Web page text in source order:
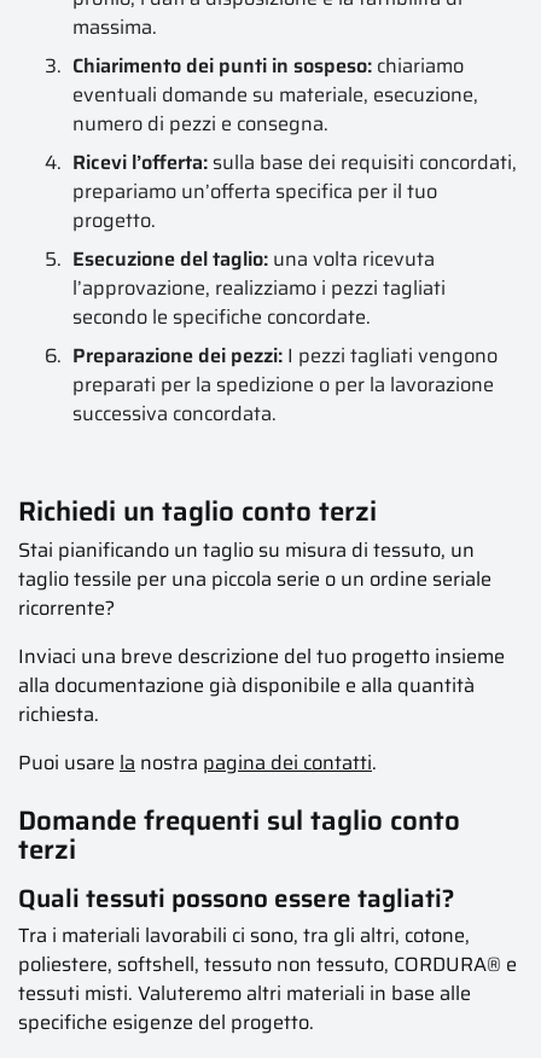
massima.
Chiarimento dei punti in sospeso:chiariamo
eventuali domande su materiale, esecuzione,
numero di pezzi e consegna.
Ricevi l’offerta:sulla base dei requisiti concordati,
prepariamo un’offerta specifica per il tuo
progetto.
Esecuzione del taglio:una volta ricevuta
l’approvazione, realizziamo i pezzi tagliati
secondo le specifiche concordate.
Preparazione dei pezzi:I pezzi tagliati vengono
preparati per la spedizione o per la lavorazione
successiva concordata.
Richiedi un taglio conto terzi
Stai pianificando un taglio su misura di tessuto, un
taglio tessile per una piccola serie o un ordine seriale
ricorrente?
Inviaci una breve descrizione del tuo progetto insieme
alla documentazione già disponibile e alla quantità
richiesta.
Puoi usare la nostra pagina dei contatti.
Domande frequenti sul taglio conto
terzi
Quali tessuti possono essere tagliati?
Tra i materiali lavorabili ci sono, tra gli altri, cotone,
poliestere, softshell, tessuto non tessuto, CORDURA® e
tessuti misti. Valuteremo altri materiali in base alle
specifiche esigenze del progetto.